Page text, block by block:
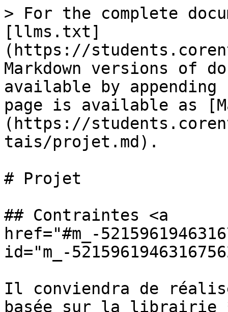
> For the complete
[llms.txt]
(https://
Markdown versions of
available by
page is available as
(https://
tais/projet.md).
# Projet
## Contraintes <a
href="#m_-
id="m_-
Il conviendra de
basée sur la librairie